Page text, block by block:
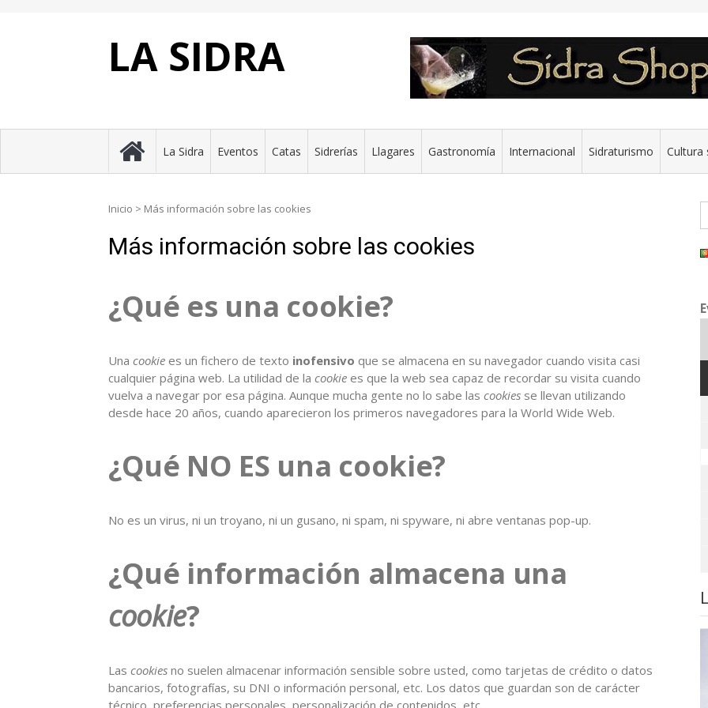
LA SIDRA
La Sidra Eventos Catas Sidrerías Llagares Gastronomía Internacional Sidraturismo Cultura
Inicio > Más información sobre las cookies
Más información sobre las cookies
¿Qué es una cookie?
Una cookie es un fichero de texto inofensivo que se almacena en su navegador cuando visita casi
cualquier página web. La utilidad de la cookie es que la web sea capaz de recordar su visita cuando
vuelva a navegar por esa página. Aunque mucha gente no lo sabe las cookies se llevan utilizando
desde hace 20 años, cuando aparecieron los primeros navegadores para la World Wide Web.
¿Qué NO ES una cookie?
No es un virus, ni un troyano, ni un gusano, ni spam, ni spyware, ni abre ventanas pop-up.
¿Qué información almacena una
cookie?
Las cookies no suelen almacenar información sensible sobre usted, como tarjetas de crédito o datos
bancarios, fotografías, su DNI o información personal, etc. Los datos que guardan son de carácter
técnico, preferencias personales, personalización de contenidos, etc.